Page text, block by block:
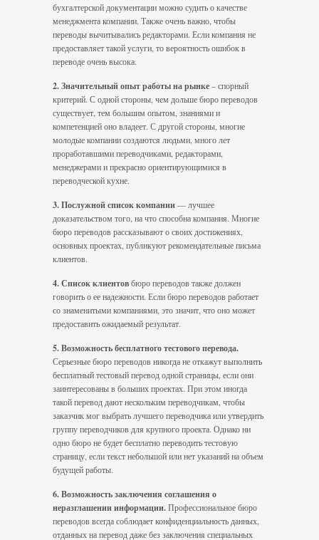
бухгалтерской документации можно судить о качестве
менеджмента компании. Также очень важно, чтобы
переводы вычитывались редакторами. Если компания не
предоставляет такой услуги, то вероятность ошибок в
переводе очень высока.
2. Значительный опыт работы на рынке– спорный
критерий. С одной стороны, чем дольше бюро переводов
существует, тем большим опытом, знаниями и
компетенцией оно владеет. С другой стороны, многие
молодые компании создаются людьми, много лет
проработавшими переводчиками, редакторами,
менеджерами и прекрасно ориентирующимися в
переводческой кухне.
3. Послужной список компании— лучшее
доказательством того, на что способна компания. Многие
бюро переводов рассказывают о своих достижениях,
основных проектах, публикуют рекомендательные письма
клиентов.
4. Список клиентовбюро переводов также должен
говорить о ее надежности. Если бюро переводов работает
со знаменитыми компаниями, это значит, что оно может
предоставить ожидаемый результат.
5. Возможность бесплатного тестового перевода.
Серьезные бюро переводов никогда не откажут выполнить
бесплатный тестовый перевод одной страницы, если они
заинтересованы в больших проектах. При этом иногда
такой перевод дают нескольким переводчикам, чтобы
заказчик мог выбрать лучшего переводчика или утвердить
группу переводчиков для крупного проекта. Однако ни
одно бюро не будет бесплатно переводить тестовую
страницу, если текст небольшой или нет указаний на объем
будущей работы.
6. Возможность заключения соглашения о
неразглашении информации.Профессиональное бюро
переводов всегда соблюдает конфиденциальность данных,
отданных на перевод даже без заключения специальных